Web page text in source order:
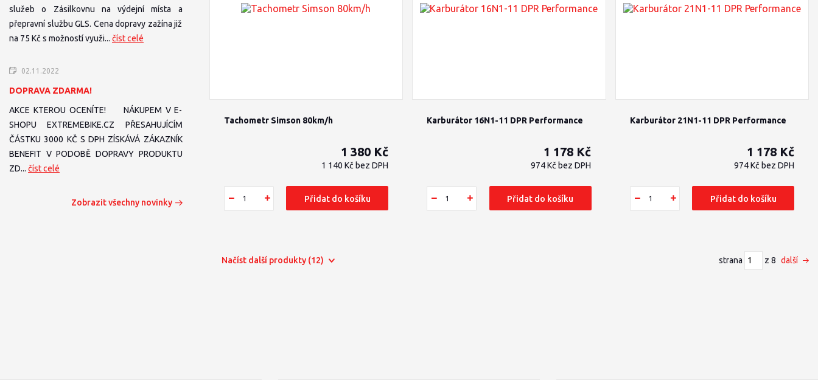
služeb o Zásilkovnu na výdejní místa a
přepravní službu GLS. Cena dopravy zažína již
na 75 Kč s možností využi... číst celé
02.11.2022
DOPRAVA ZDARMA!
AKCE KTEROU OCENÍTE! NÁKUPEM V E-
SHOPU EXTREMEBIKE.CZ PŘESAHUJÍCÍM
ČÁSTKU 3000 KČ S DPH ZÍSKÁVÁ ZÁKAZNÍK
BENEFIT V PODOBĚ DOPRAVY PRODUKTU
ZD... číst celé
Zobrazit všechny novinky
Tachometr Simson 80km/h
1 380 Kč
1 140 Kč bez DPH
Přidat do košíku
Karburátor 16N1-11 DPR Performance
1 178 Kč
974 Kč bez DPH
Přidat do košíku
Karburátor 21N1-11 DPR Performance
1 178 Kč
974 Kč bez DPH
Přidat do košíku
Načíst další produkty (12) strana z 8 další